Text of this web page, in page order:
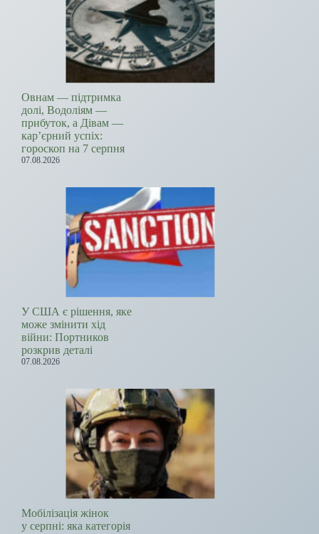
Овнам — підтримка
долі, Водоліям —
прибуток, а Дівам —
кар’єрний успіх:
гороскоп на 7 серпня
07.08.2026
У США є рішення, яке
може змінити хід
війни: Портников
розкрив деталі
07.08.2026
Мобілізація жінок
у серпні: яка категорія